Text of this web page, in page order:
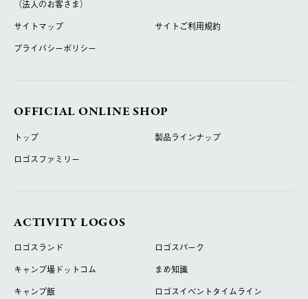
（法人のお客さま）
サイトマップ
サイトご利用規約
プライバシーポリシー
OFFICIAL ONLINE SHOP
トップ
製品ラインナップ
ロゴスファミリー
ACTIVITY LOGOS
ロゴスランド
ロゴスパーク
キャンプ場ドットコム
まめ知識
キャンプ飯
ロゴスイベントタイムライン